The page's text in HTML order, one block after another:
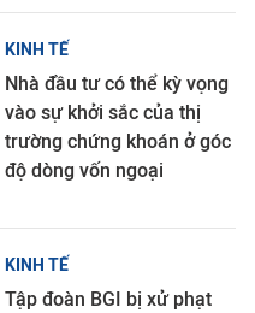
KINH TẾ
Nhà đầu tư có thể kỳ vọng
vào sự khởi sắc của thị
trường chứng khoán ở góc
độ dòng vốn ngoại
KINH TẾ
Tập đoàn BGI bị xử phạt